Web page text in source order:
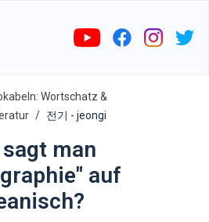
Wortschatz &
전기 - jeongi
man
auf